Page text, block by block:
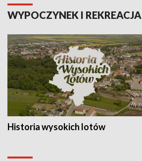
WYPOCZYNEK I REKREACJA
Historia wysokich lotów